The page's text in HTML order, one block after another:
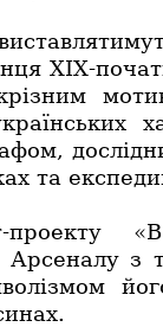
ХІХ-
та
Арсеналу з